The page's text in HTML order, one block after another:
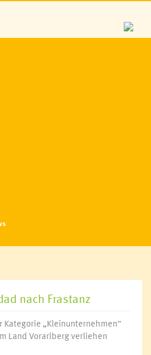
nach Frastanz
„Kleinunternehmen“
Land Vorarlberg verliehen